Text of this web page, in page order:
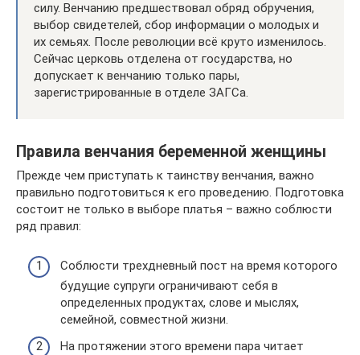
силу. Венчанию предшествовал обряд обручения,
выбор свидетелей, сбор информации о молодых и
их семьях. После революции всё круто изменилось.
Сейчас церковь отделена от государства, но
допускает к венчанию только пары,
зарегистрированные в отделе ЗАГСа.
Правила венчания беременной женщины
Прежде чем приступать к таинству венчания, важно
правильно подготовиться к его проведению. Подготовка
состоит не только в выборе платья – важно соблюсти
ряд правил:
Соблюсти трехдневный пост на время которого
будущие супруги ограничивают себя в
определенных продуктах, слове и мыслях,
семейной, совместной жизни.
На протяжении этого времени пара читает